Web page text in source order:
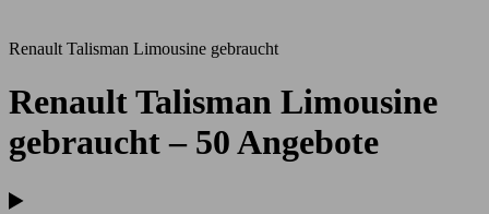
Renault Talisman Limousine gebraucht
Renault Talisman Limousine
gebraucht – 50 Angebote